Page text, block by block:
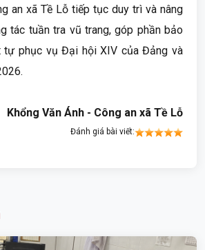
an xã Tề Lỗ tiếp tục duy trì và nâng
tác tuần tra vũ trang, góp phần bảo
tự phục vụ Đại hội XIV của Đảng và
Khổng Văn Ánh - Công an xã Tề Lỗ
Đánh giá bài viết: